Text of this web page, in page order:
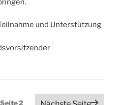
und Unterstützung
Seite2